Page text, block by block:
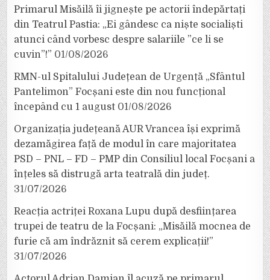
Primarul Misăilă îi jignește pe actorii îndepărtați
din Teatrul Pastia: „Ei gândesc ca niște socialiști
atunci când vorbesc despre salariile ”ce li se
cuvin”!” 01/08/2026
RMN-ul Spitalului Județean de Urgență „Sfântul
Pantelimon” Focșani este din nou funcțional
începând cu 1 august 01/08/2026
Organizația județeană AUR Vrancea își exprimă
dezamăgirea față de modul în care majoritatea
PSD – PNL – FD – PMP din Consiliul local Focșani a
înțeles să distrugă arta teatrală din județ.
31/07/2026
Reacția actriței Roxana Lupu după desființarea
trupei de teatru de la Focșani: „Misăilă mocnea de
furie că am îndrăznit să cerem explicații!”
31/07/2026